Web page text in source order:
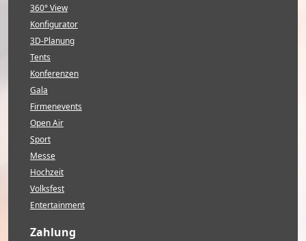
360° View
Konfigurator
3D-Planung
Tents
Konferenzen
Gala
Firmenevents
Open Air
Sport
Messe
Hochzeit
Volksfest
Entertainment
Zahlung